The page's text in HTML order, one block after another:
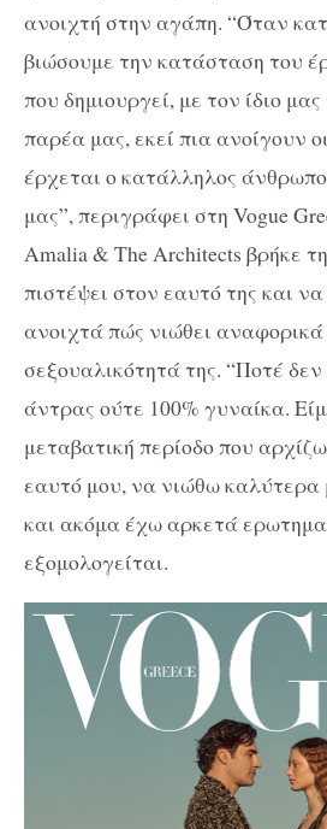
ανοιχτή στην αγάπη. “Όταν
βιώσουμε την κατάσταση του
που δημιουργεί, με τον ίδιο
παρέα μας, εκεί πια ανοίγουν
έρχεται ο κατάλληλος
μας”, περιγράφει στη Vogue
Amalia & The Architects βρήκε
πιστέψει στον εαυτό της και
ανοιχτά πώς νιώθει
σεξουαλικότητά της. “Ποτέ
άντρας ούτε 100% γυναίκα.
μεταβατική περίοδο που
εαυτό μου, να νιώθω
και ακόμα έχω αρκετά
εξομολογείται.